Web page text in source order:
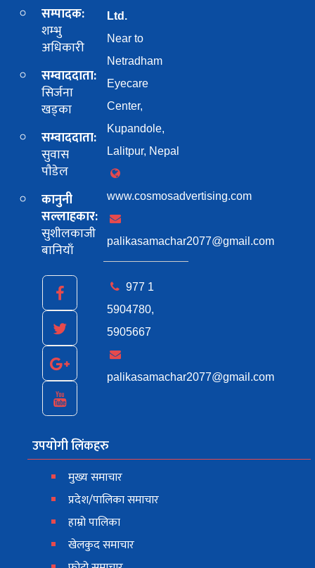
सम्पादक:
शम्भु
अधिकारी
सम्वाददाता:
सिर्जना
खड्का
सम्वाददाता:
सुवास
पाैडेल
कानुनी
सल्लाहकार:
सुशीलकाजी
बानियाँ
Ltd.
Near to
Netradham
Eyecare
Center,
Kupandole,
Lalitpur, Nepal
www.cosmosadvertising.com
palikasamachar2077@gmail.com
977 1
5904780,
5905667
palikasamachar2077@gmail.com
उपयोगी लिंकहरु
मुख्य समाचार
प्रदेश/पालिका समाचार
हाम्रो पालिका
खेलकुद समाचार